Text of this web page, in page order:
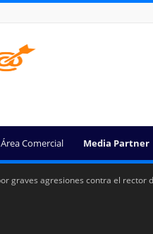
Área Comercial Media Partner
graves agresiones contra el rector